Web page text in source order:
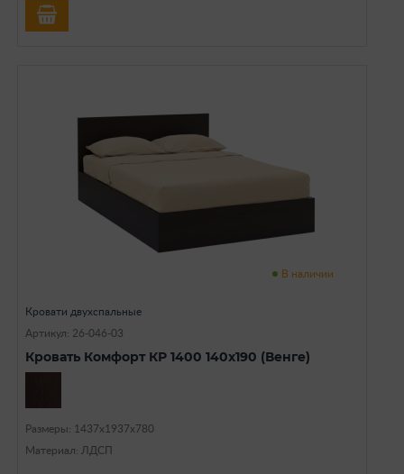
В наличии
Кровати двухспальные
Артикул: 26-046-03
Кровать Комфорт КР 1400 140х190 (Венге)
Размеры: 1437х1937х780
Материал: ЛДСП